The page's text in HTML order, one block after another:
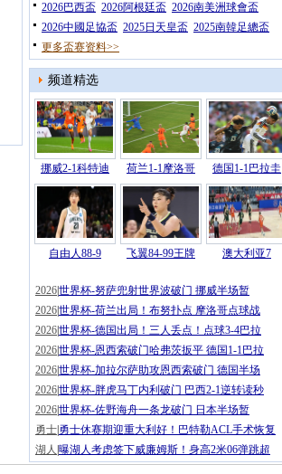
2026巴西盃 2026阿根廷盃 2026南美洲球會盃
2026中國足協盃 2025日天皇盃 2025南韓足總盃
更多盃赛资料>>
频道精选
挪威2-1科特迪 荷兰1-1摩洛哥 德国1-1巴拉圭
自由人88-9 飞翼84-99王牌
澳大利亚7
2026世界杯-努萨兜射世界波破门 挪威半场暂
2026世界杯-荷兰出局！布努扑点 摩洛哥点球战
2026世界杯-德国出局！三人丢点！点球3-4巴拉
2026世界杯-恩西索破门哈弗茨扳平 德国1-1巴拉
2026世界杯-加拉尔萨助攻恩西索破门 德国半场
2026世界杯-胖虎马丁内利破门 巴西2-1逆转读秒
2026世界杯-佐野海舟一条龙破门 日本半场暂
勇士 勇士休赛期迎重大利好！巴特勒ACL手术恢复
湖人 曝湖人考虑签下威廉姆斯！身高2米06弹跳超